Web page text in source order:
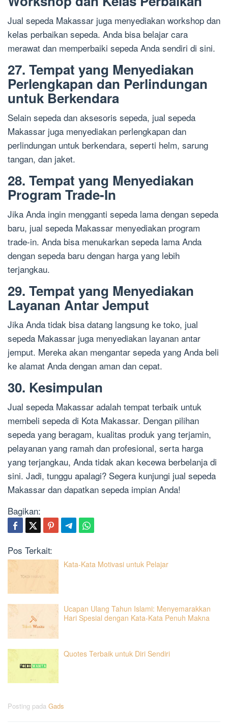
Jual sepeda Makassar juga menyediakan workshop dan
kelas perbaikan sepeda. Anda bisa belajar cara
merawat dan memperbaiki sepeda Anda sendiri di sini.
27. Tempat yang Menyediakan
Perlengkapan dan Perlindungan
untuk Berkendara
Selain sepeda dan aksesoris sepeda, jual sepeda
Makassar juga menyediakan perlengkapan dan
perlindungan untuk berkendara, seperti helm, sarung
tangan, dan jaket.
28. Tempat yang Menyediakan
Program Trade-In
Jika Anda ingin mengganti sepeda lama dengan sepeda
baru, jual sepeda Makassar menyediakan program
trade-in. Anda bisa menukarkan sepeda lama Anda
dengan sepeda baru dengan harga yang lebih
terjangkau.
29. Tempat yang Menyediakan
Layanan Antar Jemput
Jika Anda tidak bisa datang langsung ke toko, jual
sepeda Makassar juga menyediakan layanan antar
jemput. Mereka akan mengantar sepeda yang Anda beli
ke alamat Anda dengan aman dan cepat.
30. Kesimpulan
Jual sepeda Makassar adalah tempat terbaik untuk
membeli sepeda di Kota Makassar. Dengan pilihan
sepeda yang beragam, kualitas produk yang terjamin,
pelayanan yang ramah dan profesional, serta harga
yang terjangkau, Anda tidak akan kecewa berbelanja di
sini. Jadi, tunggu apalagi? Segera kunjungi jual sepeda
Makassar dan dapatkan sepeda impian Anda!
Bagikan:
Pos Terkait:
Kata-Kata Motivasi untuk Pelajar
Ucapan Ulang Tahun Islami: Menyemarakkan
Hari Spesial dengan Kata-Kata Penuh Makna
Quotes Terbaik untuk Diri Sendiri
Posting pada Gads